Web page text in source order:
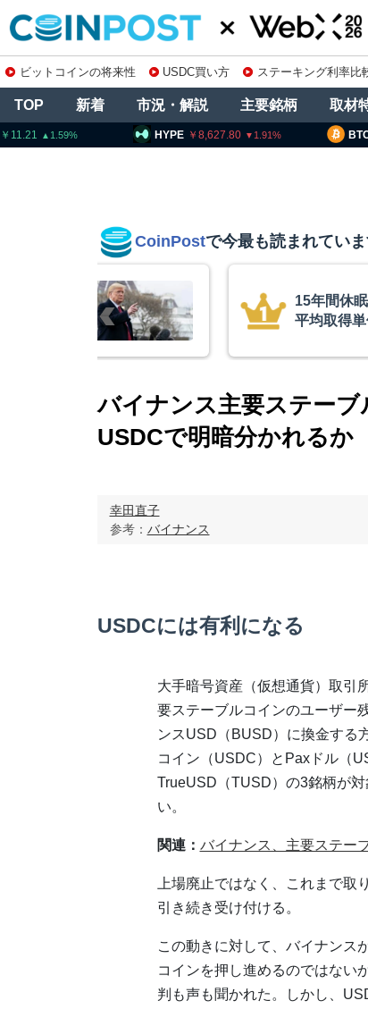
ビットコインの将来性 USDC買い方 ステーキング利率比
TOP 新着 市況・解説 主要銘柄 取材
BTC 10,276,476 0.35
HYPE 8,627.80 1.91
CoinPostで今最も読まれてい
ットコインが移動、
バイナンス主要ステーブ
USDCで明暗分かれるか
幸田直子
参考： バイナンス
USDCには有利になる
大手暗号資産（仮想通貨）取引
要ステーブルコインのユーザー
ンスUSD（BUSD）に換金する
コイン（USDC）とPaxドル（
TrueUSD（TUSD）の3銘柄が
い。
関連： バイナンス、主要ステー
上場廃止ではなく、これまで
引き続き受け付ける。
この動きに対して、バイナンス
コインを押し進めるのではない
判も声も聞かれた。しかし、